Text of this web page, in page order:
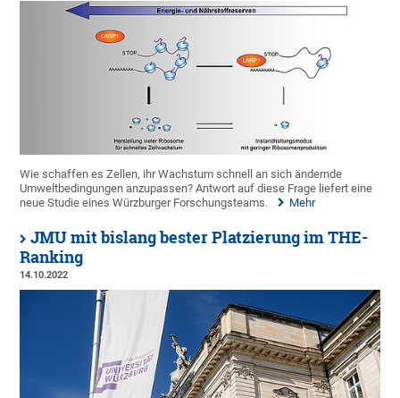
Wie schaffen es Zellen, ihr Wachstum schnell an sich ändernde
Umweltbedingungen anzupassen? Antwort auf diese Frage liefert eine
neue Studie eines Würzburger Forschungsteams.
Mehr
JMU mit bislang bester Platzierung im THE-
Ranking
14.10.2022